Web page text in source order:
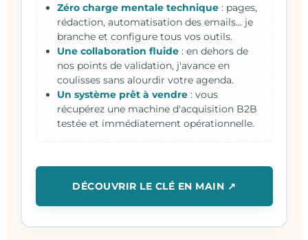
Zéro charge mentale technique: pages,
rédaction, automatisation des emails... je
branche et configure tous vos outils.
Une collaboration fluide: en dehors de
nos points de validation, j'avance en
coulisses sans alourdir votre agenda.
Un système prêt à vendre: vous
récupérez une machine d'acquisition B2B
testée et immédiatement opérationnelle.
DÉCOUVRIR LE CLÉ EN MAIN ↗